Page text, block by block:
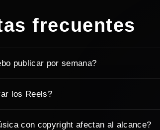
frecuentes
publicar por semana?
los Reels?
con copyright afectan al alcance?